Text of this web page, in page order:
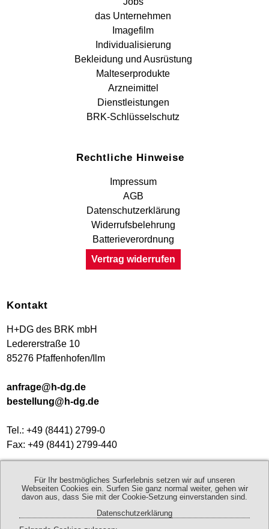
Für Ihr bestmögliches Surferlebnis setzen wir auf unseren
Webseiten Cookies ein. Surfen Sie ganz normal weiter, gehen wir
davon aus, dass Sie mit der Cookie-Setzung einverstanden sind.
Datenschutzerklärung
das Unternehmen
Imagefilm
Individualisierung
Bekleidung und Ausrüstung
Malteserprodukte
Arzneimittel
Dienstleistungen
BRK-Schlüsselschutz
Rechtliche Hinweise
Impressum
AGB
Datenschutzerklärung
Widerrufsbelehrung
Batterieverordnung
Vertrag widerrufen
Kontakt
H+DG des BRK mbH
Ledererstraße 10
85276 Pfaffenhofen/Ilm
anfrage@h-dg.de
bestellung@h-dg.de
Tel.: +49 (8441) 2799-0
Fax: +49 (8441) 2799-440
Mo - Do 8:00 - 17:00 Uhr
Fr 8:00 - 13:00 Uhr